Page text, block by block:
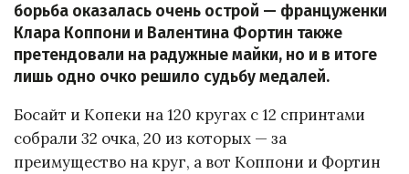
борьба оказалась очень острой — француженки
Клара Коппони и Валентина Фортин также
претендовали на радужные майки, но и в итоге
лишь одно очко решило судьбу медалей.
Босайт и Копеки на 120 кругах с 12 спринтами
собрали 32 очка, 20 из которых — за
преимущество на круг, а вот Коппони и Фортин